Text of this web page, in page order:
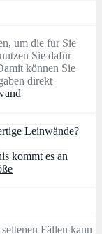
um die für Sie
Sie dafür
können Sie
direkt
Leinwände?
kommt es an
Fällen kann